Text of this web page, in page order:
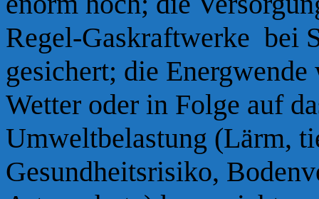
Regel-Gaskraftwerke bei
gesichert; die
Wetter oder in Folge auf
Umweltbelastung (Lärm,
Gesundheitsrisiko,